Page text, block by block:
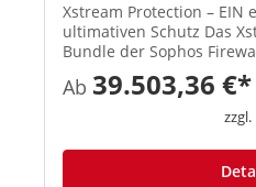
Xstream Protection – EIN
ultimativen Schutz Das Xstream Protection
Bundle der Sophos
und Performance der
Außerdem erhalten Sie
Lösung, mit der Sie die
Ab 39.503,36 €*
zzgl.